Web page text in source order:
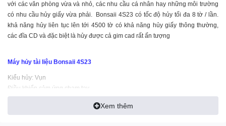
với các văn phòng vừa và nhỏ, các nhu cầu cá nhân hay những môi trường
có nhu cầu hủy giấy vừa phải. Bonsaii 4S23 có tốc độ hủy tối đa 8 tờ / lần.
khả năng hủy liên tục lên tới 4500 tờ có khả năng hủy giấy thông thường,
các đĩa CD và đặc biệt là hủy được cả gim cad rất ấn tượng
Máy hủy tài liệu Bonsaii 4S23
Kiểu hủy: Vụn
Điều khiển cảm ứng chạm tay
Công xuất hủy tối đa: 8 tờ/ 1 lần
- Chức năng xóa: giấy/CD/thẻ cad/gimXem thêm